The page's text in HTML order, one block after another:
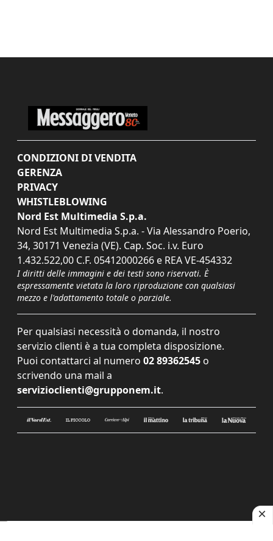
CONDIZIONI DI VENDITA
GERENZA
PRIVACY
WHISTLEBLOWING
Nord Est Multimedia S.p.a.
Nord Est Multimedia S.p.a. - Via Alessandro Poerio,
34, 30171 Venezia (VE). Cap. Soc. i.v. Euro
1.432.522,00 C.F. 05412000266 e REA VE-454332
I diritti delle immagini e dei testi sono riservati. È
espressamente vietata la loro riproduzione con qualsiasi
mezzo e l'adattamento totale o parziale.
Per qualsiasi necessità o domanda, il nostro
servizio clienti è a tua completa disposizione.
Puoi contattarci al numero 02 89362545 o
scrivendo una mail a
servizioclienti@grupponem.it.